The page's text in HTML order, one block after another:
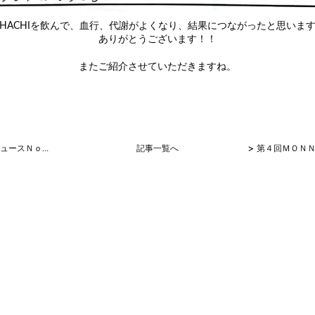
を飲んで、血行、代謝がよくなり、結果につながったと思います
ありがとうございます！！
またご紹介させていただきますね。
MONNALI ニュースＮｏ１９ 記事一覧へ >